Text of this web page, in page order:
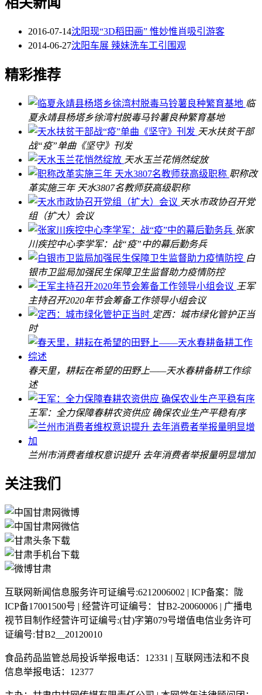
2016-07-14沈阳现“3D稻田画” 惟妙惟肖吸引游客
2014-06-27沈阳车展 辣妹洗车工引围观
精彩推荐
临
夏永靖县杨塔乡徐湾村脱毒马铃薯良种繁育基地
天水扶贫干部
战“疫”单曲《坚守》刊发
天水玉兰花悄然绽放
职称改
革实施三年 天水3807名教师获高级职称
天水市政协召开党
组（扩大）会议
张家
川疾控中心李学军：战“疫”中的幕后勤务兵
白
银市卫监局加强民生保障卫生监督助力疫情防控
王军
主持召开2020年节会筹备工作领导小组会议
定西：城市绿化管护正当
时
春天里，耕耘在希望的田野上——天水春耕备耕工作综
述
王军：全力保障春耕农资供应 确保农业生产平稳有序
兰州市消费者维权意识提升 去年消费者举报量明显增加
关注我们
互联网新闻信息服务许可证编号:6212006002 | ICP备案：陇
ICP备17001500号 | 经营许可证编号：甘B2-20060006 | 广播电
视节目制作经营许可证编号:(甘)字第079号增值电信业务许可
证编号:甘B2__20120010
食品药品监管总局投诉举报电话：12331 | 互联网违法和不良
信息举报电话：12377